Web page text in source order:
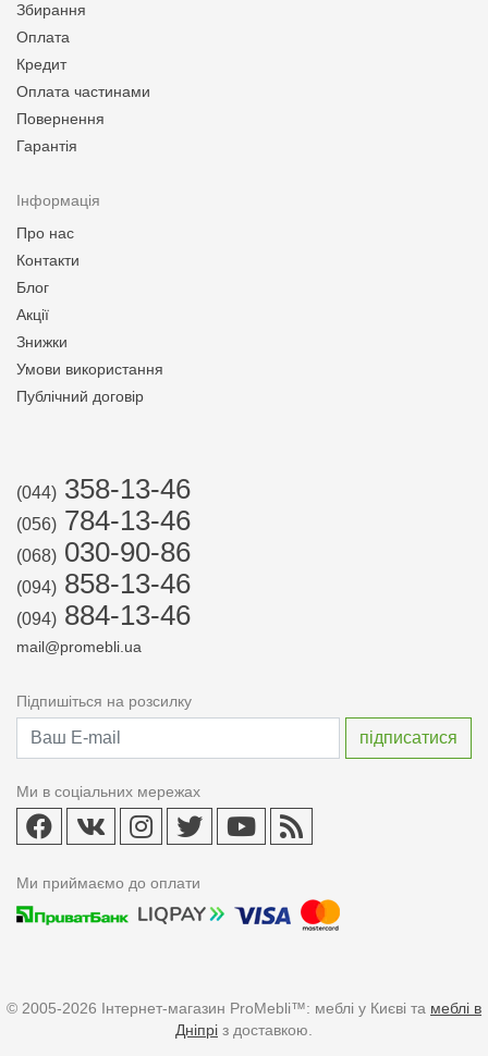
Збирання
Оплата
Кредит
Оплата частинами
Повернення
Гарантія
Інформація
Про нас
Контакти
Блог
Акції
Знижки
Умови використання
Публічний договір
(044) 358-13-46
(056) 784-13-46
(068) 030-90-86
(094) 858-13-46
(094) 884-13-46
mail@promebli.ua
Підпишіться на розсилку
Ми в соціальних мережах
Ми приймаємо до оплати
© 2005-2026 Інтернет-магазин ProMebli™: меблі у Києві та меблі в
Дніпрі з доставкою.